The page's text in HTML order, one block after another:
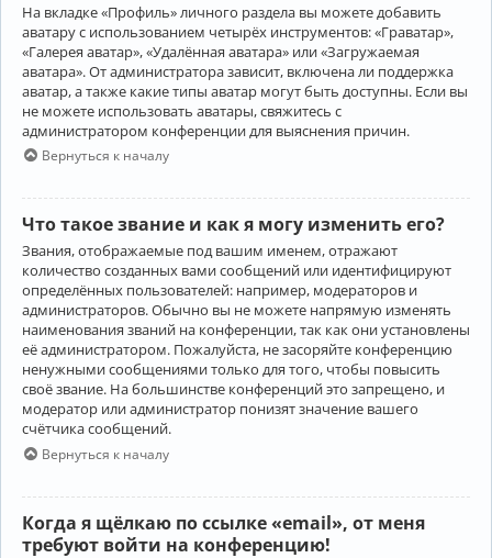
На вкладке «Профиль» личного раздела вы можете добавить
аватару с использованием четырёх инструментов: «Граватар»,
«Галерея аватар», «Удалённая аватара» или «Загружаемая
аватара». От администратора зависит, включена ли поддержка
аватар, а также какие типы аватар могут быть доступны. Если вы
не можете использовать аватары, свяжитесь с
администратором конференции для выяснения причин.
Вернуться к началу
Что такое звание и как я могу изменить его?
Звания, отображаемые под вашим именем, отражают
количество созданных вами сообщений или идентифицируют
определённых пользователей: например, модераторов и
администраторов. Обычно вы не можете напрямую изменять
наименования званий на конференции, так как они установлены
её администратором. Пожалуйста, не засоряйте конференцию
ненужными сообщениями только для того, чтобы повысить
своё звание. На большинстве конференций это запрещено, и
модератор или администратор понизят значение вашего
счётчика сообщений.
Вернуться к началу
Когда я щёлкаю по ссылке «email», от меня
требуют войти на конференцию!